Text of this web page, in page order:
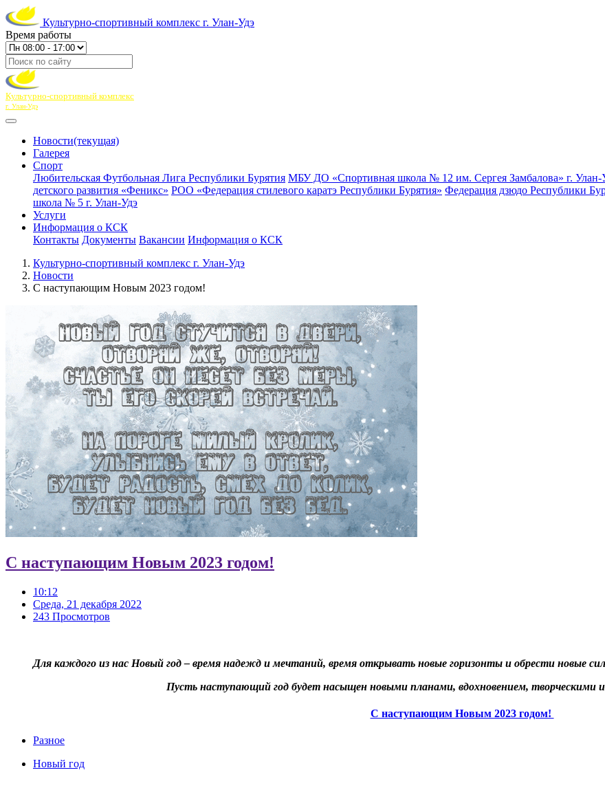
Культурно-спортивный комплекс г. Улан-Удэ
Время работы
Культурно-спортивный комплекс
г. Улан-Удэ
Новости(текущая)
Галерея
Спорт
Любительская Футбольная Лига Республики Бурятия МБУ ДО «Спортивная школа № 12 им. Сергея Замбалова» г. Улан-
детского развития «Феникс» РОО «Федерация стилевого каратэ Республики Бурятия» Федерация дзюдо Республики
школа № 5 г. Улан-Удэ
Услуги
Информация о КСК
Контакты Документы Вакансии Информация о КСК
Культурно-спортивный комплекс г. Улан-Удэ
Новости
С наступающим Новым 2023 годом!
С наступающим Новым 2023 годом!
10:12
Среда, 21 декабря 2022
243 Просмотров
Для каждого из нас Новый год – время надежд и мечтаний, время открывать новые горизонты и обрести новые
Пусть наступающий год будет насыщен новыми планами, вдохновением, творческими
С наступающим Новым 2023 годом!
Разное
Новый год